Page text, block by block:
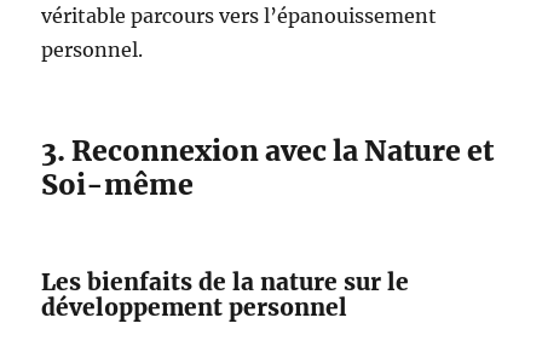
véritable parcours vers l’épanouissement
personnel.
3. Reconnexion avec la Nature et
Soi-même
Les bienfaits de la nature sur le
développement personnel